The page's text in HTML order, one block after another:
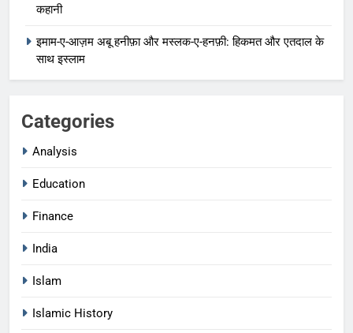
कहानी
इमाम-ए-आज़म अबू हनीफ़ा और मस्लक-ए-हनफ़ी: हिकमत और एतदाल के
साथ इस्लाम
Categories
Analysis
Education
Finance
India
Islam
Islamic History